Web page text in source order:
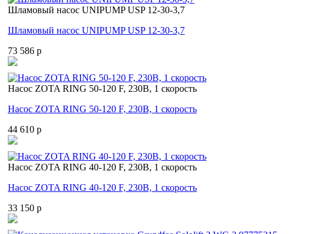
Шламовый насос UNIPUMP USP 12-30-3,7
Шламовый насос UNIPUMP USP 12-30-3,7
73 586 p
Насос ZOTA RING 50-120 F, 230В, 1 скорость
Насос ZOTA RING 50-120 F, 230В, 1 скорость
44 610 p
Насос ZOTA RING 40-120 F, 230В, 1 скорость
Насос ZOTA RING 40-120 F, 230В, 1 скорость
33 150 p